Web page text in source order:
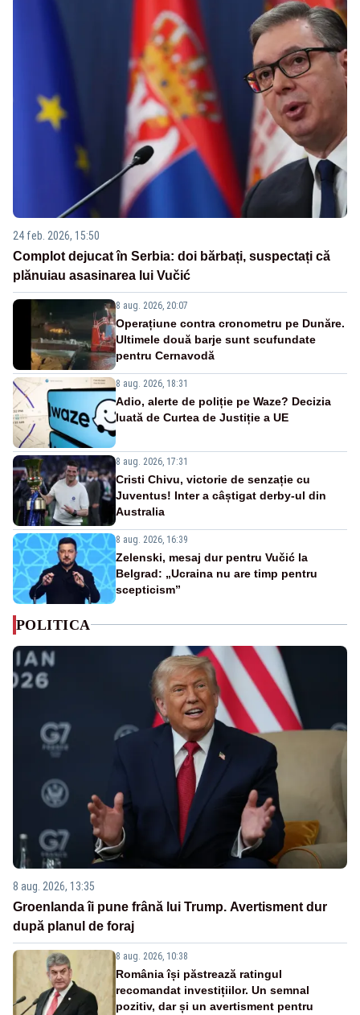
24 feb. 2026, 15:50
Complot dejucat în Serbia: doi bărbați, suspectați că
plănuiau asasinarea lui Vučić
8 aug. 2026, 20:07
Operațiune contra cronometru pe Dunăre.
Ultimele două barje sunt scufundate
pentru Cernavodă
8 aug. 2026, 18:31
Adio, alerte de poliție pe Waze? Decizia
luată de Curtea de Justiție a UE
8 aug. 2026, 17:31
Cristi Chivu, victorie de senzație cu
Juventus! Inter a câștigat derby-ul din
Australia
8 aug. 2026, 16:39
Zelenski, mesaj dur pentru Vučić la
Belgrad: „Ucraina nu are timp pentru
scepticism”
POLITICA
8 aug. 2026, 13:35
Groenlanda îi pune frână lui Trump. Avertisment dur
după planul de foraj
8 aug. 2026, 10:38
România își păstrează ratingul
recomandat investițiilor. Un semnal
pozitiv, dar și un avertisment pentru